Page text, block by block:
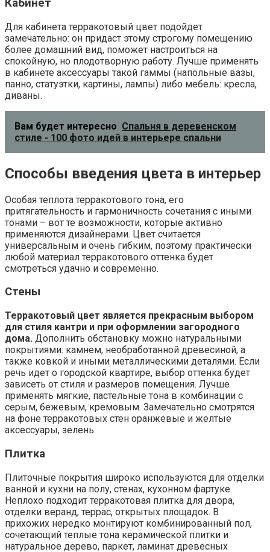
Кабинет
Для кабинета терракотовый цвет подойдет
замечательно: он придаст этому строгому помещению
более домашний вид, поможет настроиться на
спокойную, но плодотворную работу. Лучше применять
в кабинете аксессуары такой гаммы (напольные вазы,
панно, статуэтки, картины, лампы) либо мебель: кресла,
диваны.
Вам будет интересно Спальня в деревенском
стиле - 100 фото идей в интерьере спальни
Способы введения цвета в интерьер
Особая теплота терракотового тона, его
притягательность и гармоничность сочетания с иными
тонами – вот те возможности, которые активно
применяются дизайнерами. Цвет считается
универсальным и очень гибким, поэтому практически
любой материал терракотового оттенка будет
смотреться удачно и современно.
Стены
Терракотовый цвет является прекрасным выбором
для стиля кантри и при оформлении загородного
дома. Дополнить обстановку можно натуральными
покрытиями: камнем, необработанной древесиной, а
также ковкой и иными металлическими деталями. Если
речь идет о городской квартире, выбор оттенка будет
зависеть от стиля и размеров помещения. Лучше
применять мягкие, пастельные тона в комбинации с
серым, бежевым, кремовым. Замечательно смотрятся
на фоне терракотовых стен оранжевые и желтые
аксессуары, зелень.
Плитка
Плиточные покрытия широко используются для отделки
ванной и кухни на полу, стенах, кухонном фартуке.
Неплохо подходит терракотовая плитка для двора,
отделки веранд, террас, открытых площадок. В
прихожих нередко монтируют комбинированный пол,
сочетающий теплые тона керамической плитки и
натуральное дерево, паркет, ламинат древесных